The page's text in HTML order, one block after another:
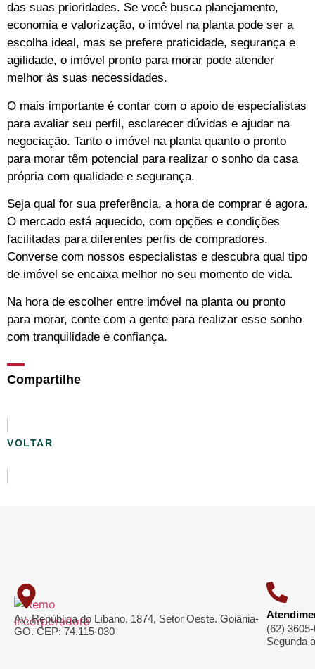
das suas prioridades. Se você busca planejamento,
economia e valorização, o imóvel na planta pode ser a
escolha ideal, mas se prefere praticidade, segurança e
agilidade, o imóvel pronto para morar pode atender
melhor às suas necessidades.
O mais importante é contar com o apoio de especialistas
para avaliar seu perfil, esclarecer dúvidas e ajudar na
negociação. Tanto o imóvel na planta quanto o pronto
para morar têm potencial para realizar o sonho da casa
própria com qualidade e segurança.
Seja qual for sua preferência, a hora de comprar é agora.
O mercado está aquecido, com opções e condições
facilitadas para diferentes perfis de compradores.
Converse com nossos especialistas e descubra qual tipo
de imóvel se encaixa melhor no seu momento de vida.
Na hora de escolher entre imóvel na planta ou pronto
para morar, conte com a gente para realizar esse sonho
com tranquilidade e confiança.
Compartilhe
VOLTAR
Av. República do Líbano, 1874, Setor Oeste. Goiânia-
GO. CEP: 74.115-030
(62)
Segunda